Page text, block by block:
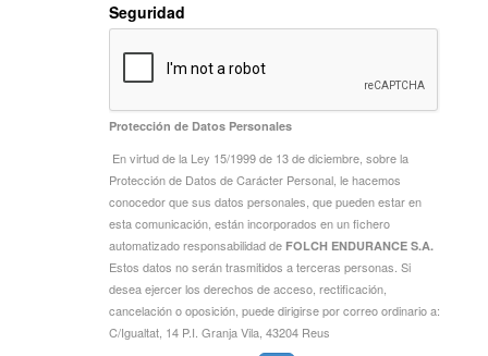
Seguridad
Protección de Datos Personales
En virtud de la Ley 15/1999 de 13 de diciembre, sobre la
Protección de Datos de Carácter Personal, le hacemos
conocedor que sus datos personales, que pueden estar en
esta comunicación, están incorporados en un fichero
automatizado responsabilidad de FOLCH ENDURANCE S.A.
Estos datos no serán trasmitidos a terceras personas. Si
desea ejercer los derechos de acceso, rectificación,
cancelación o oposición, puede dirigirse por correo ordinario a:
C/Igualtat, 14 P.I. Granja Vila, 43204 Reus